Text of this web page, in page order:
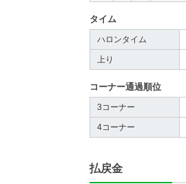
タイム
ハロンタイム
上り
コーナー通過順位
3コーナー
4コーナー
払戻金